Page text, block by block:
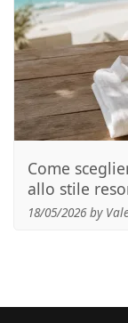
Come
allo stile
18/05/2026 by